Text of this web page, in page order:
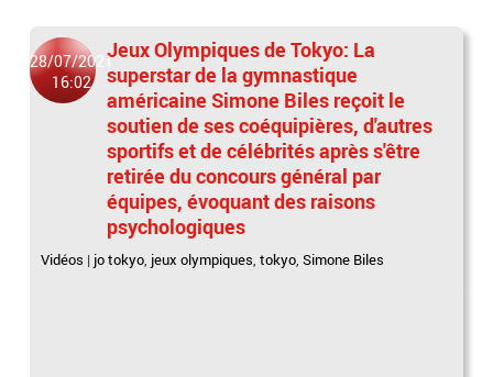
28/07/2021
16:02
Jeux Olympiques de Tokyo: La
superstar de la gymnastique
américaine Simone Biles reçoit le
soutien de ses coéquipières, d'autres
sportifs et de célébrités après s'être
retirée du concours général par
équipes, évoquant des raisons
psychologiques
Vidéos | jo tokyo, jeux olympiques,tokyo,Simone Biles